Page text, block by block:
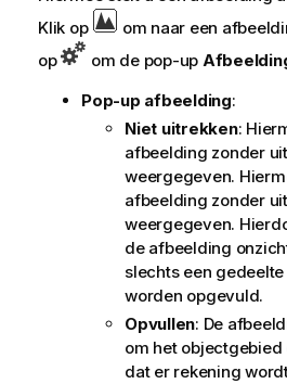
Klik op
om naar een
op
om de pop-up
Pop-up afbeelding:
Niet uitrekken:
afbeelding zonder
weergegeven.
afbeelding zonder
weergegeven.
de afbeelding
slechts een
worden opgevuld.
Opvullen: De
om het
dat er rekening